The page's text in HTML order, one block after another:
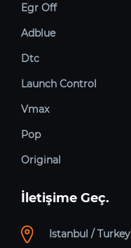
Egr Off
Adblue
Dtc
Launch Control
Vmax
Pop
Original
İletişime Geç.
Istanbul / Turkey